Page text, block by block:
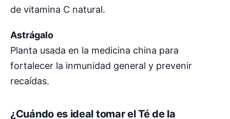
de vitamina C natural.
Astrágalo
Planta usada en la medicina china para
fortalecer la inmunidad general y prevenir
recaídas.
¿Cuándo es ideal tomar el Té de la